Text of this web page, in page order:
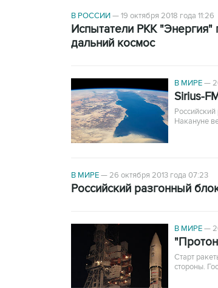
В РОССИИ—19 октября 2018 года 11:26
Испытатели РКК "Энергия"
дальний космос
В МИРЕ—
Sirius-
Накануне
В МИРЕ—26 октября 2013 года 07:23
Российский разгонный
В МИРЕ—
Старт
стороны.